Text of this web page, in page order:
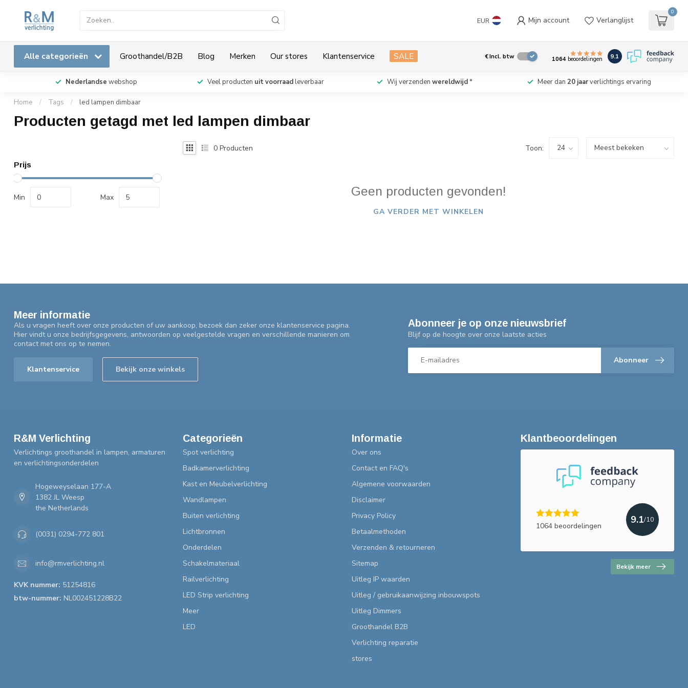
EUR Mijn account Verlanglijst
0
Alle categorieën Groothandel/B2B Blog Merken Our stores Klantenservice SALE €Incl. btw 1064beoordelingen 9.1
Nederlandse webshop Veel producten uit voorraadleverbaar Wij verzenden wereldwijd* Meer dan 20 jaarverlichtings ervaring
Home / Tags / led lampen dimbaar
Producten getagd met led lampen dimbaar
Prijs
Min Max
0 Producten Toon:
Geen producten gevonden!
GA VERDER MET WINKELEN
Meer informatie
Als u vragen heeft over onze producten of uw aankoop, bezoek dan zeker onze klantenservice pagina.
Hier vindt u onze bedrijfsgegevens, antwoorden op veelgestelde vragen en verschillende manieren om
contact met ons op te nemen.
Klantenservice Bekijk onze winkels
Abonneer je op onze nieuwsbrief
Blijf op de hoogte over onze laatste acties
Abonneer
R&M Verlichting
Verlichtings groothandel in lampen, armaturen
en verlichtingsonderdelen
Hogeweyselaan 177-A
1382 JL Weesp
the Netherlands
(0031) 0294-772 801
info@rmverlichting.nl
KVK nummer: 51254816
btw-nummer: NL002451228B22
Categorieën
Spot verlichting
Badkamerverlichting
Kast en Meubelverlichting
Wandlampen
Buiten verlichting
Lichtbronnen
Onderdelen
Schakelmateriaal
Railverlichting
LED Strip verlichting
Meer
LED
Informatie
Over ons
Contact en FAQ's
Algemene voorwaarden
Disclaimer
Privacy Policy
Betaalmethoden
Verzenden & retourneren
Sitemap
Uitleg IP waarden
Uitleg / gebruikaanwijzing inbouwspots
Uitleg Dimmers
Groothandel B2B
Verlichting reparatie
stores
Klantbeoordelingen
1064 beoordelingen
9.1/10
Bekijk meer